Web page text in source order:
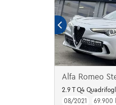
Alfa Romeo
2.9 T Q4
08/2021
69.900